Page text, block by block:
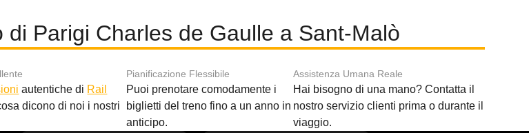
Parigi Charles de Gaulle a Sant-Malò
autentiche di Rail
dicono di noi i nostri
Pianificazione Flessibile
Puoi prenotare comodamente i
biglietti del treno fino a un anno in
anticipo.
Assistenza Umana Reale
Hai bisogno di una mano? Contatta il
nostro servizio clienti prima o durante il
viaggio.